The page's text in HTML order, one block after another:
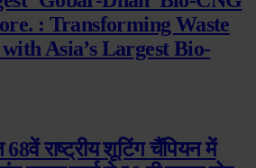
: Transforming Waste
Asia’s Largest Bio-
राष्ट्रीय शूटिंग चैंपियन में